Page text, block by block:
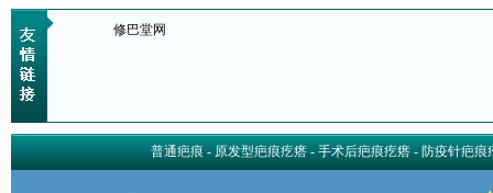
修巴堂网
普通疤痕- 原发型疤痕疙瘩- 手术后疤痕疙瘩- 防疫针疤痕